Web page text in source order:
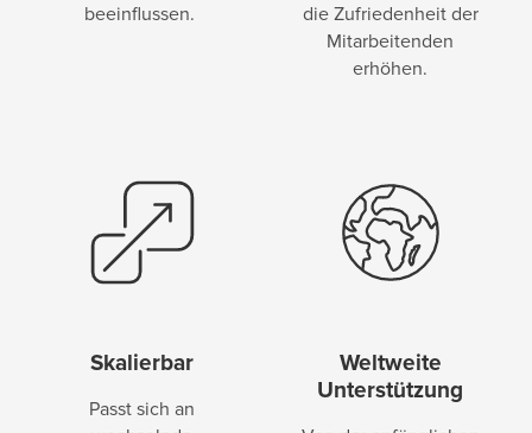
beeinflussen.
die Zufriedenheit der
Mitarbeitenden
erhöhen.
Skalierbar
Passt sich an
Weltweite
Unterstützung